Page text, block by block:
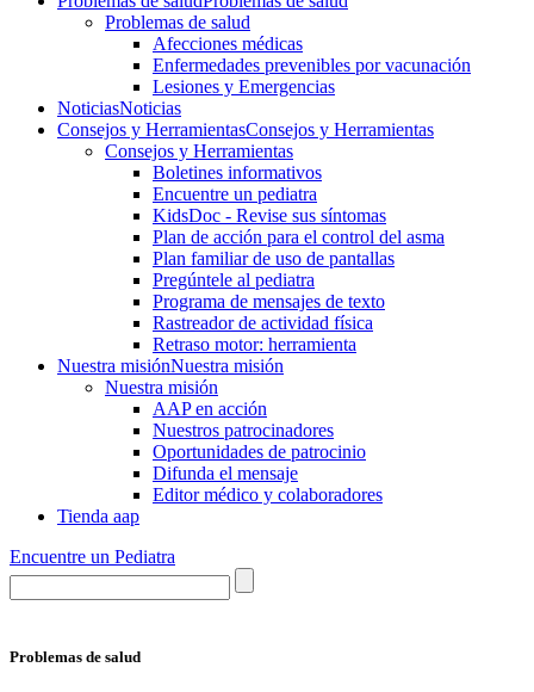
Problemas de salud
Afecciones médicas
Enfermedades prevenibles por vacunación
Lesiones y Emergencias
NoticiasNoticias
Consejos y HerramientasConsejos y Herramientas
Consejos y Herramientas
Boletines informativos
Encuentre un pediatra
KidsDoc - Revise sus síntomas
Plan de acción para el control del asma
Plan familiar de uso de pantallas
Pregúntele al pediatra
Programa de mensajes de texto
Rastre​​ador de activida​d física
Retraso motor: herramienta
Nuestra misiónNuestra misión
Nuestra misión
AAP en acción
Nuestros patrocinadores
Oportunidades de patrocinio
Difunda el mensaje
Editor médico y colaboradores
Tienda aap
Encuentre un Pediatra
Problemas de salud